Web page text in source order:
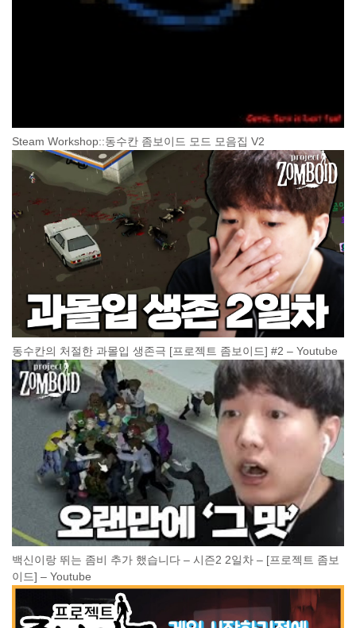
Steam Workshop::동수칸 좀보이드 모드 모음집 V2
동수칸의 처절한 과몰입 생존극 [프로젝트 좀보이드] #2 – Youtube
백신이랑 뛰는 좀비 추가 했습니다 – 시즌2 2일차 – [프로젝트 좀보
이드] – Youtube